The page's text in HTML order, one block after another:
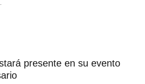
presente en su evento